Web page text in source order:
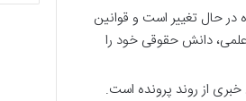
در حال تغییر است و قوانین
دانش حقوقی خود را
از روند پرونده است.